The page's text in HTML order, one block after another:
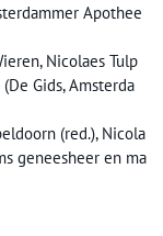
Apothee
Nicolaes Tulp
Gids, Amsterda
(red.), Nicola
geneesheer en ma